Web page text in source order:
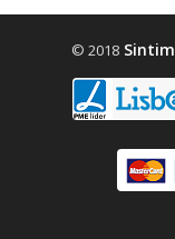
© 2018